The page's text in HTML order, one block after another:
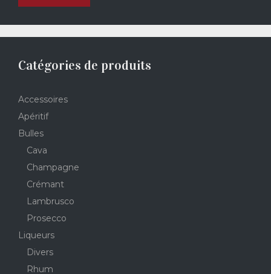
Catégories de produits
Accessoires
Apéritif
Bulles
Cava
Champagne
Crémant
Lambrusco
Prosecco
Liqueurs
Divers
Rhum